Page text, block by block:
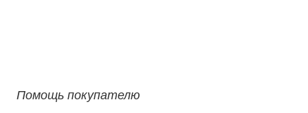
Помощь покупателю